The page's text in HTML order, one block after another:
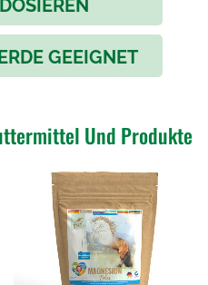
GEEIGNET
Und Produkte